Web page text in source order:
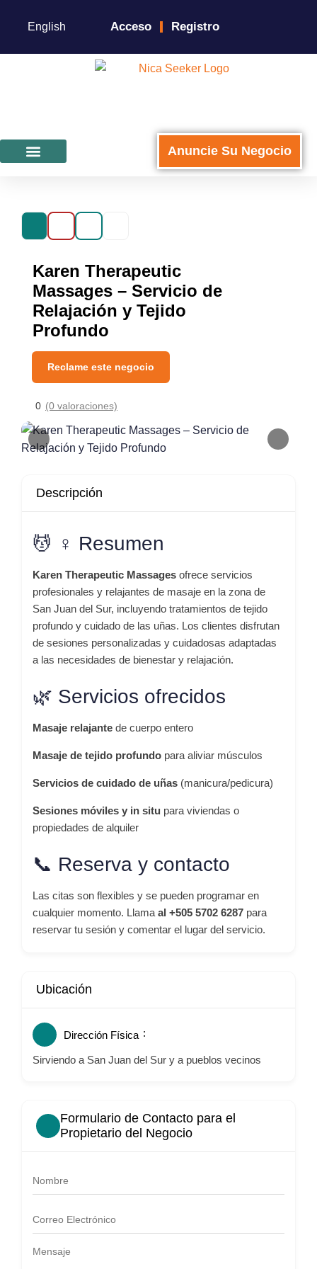
English Acceso Registro
Anuncie Su Negocio
Karen Therapeutic
Massages – Servicio de
Relajación y Tejido
Profundo
Reclame este negocio
0 (0 valoraciones)
Descripción
💆 ♀️ Resumen
Karen Therapeutic Massages ofrece servicios
profesionales y relajantes de masaje en la zona de
San Juan del Sur, incluyendo tratamientos de tejido
profundo y cuidado de las uñas. Los clientes disfrutan
de sesiones personalizadas y cuidadosas adaptadas
a las necesidades de bienestar y relajación.
🌿 Servicios ofrecidos
Masaje relajante de cuerpo entero
Masaje de tejido profundo para aliviar músculos
Servicios de cuidado de uñas (manicura/pedicura)
Sesiones móviles y in situ para viviendas o
propiedades de alquiler
📞 Reserva y contacto
Las citas son flexibles y se pueden programar en
cualquier momento. Llama al +505 5702 6287 para
reservar tu sesión y comentar el lugar del servicio.
Ubicación
Dirección Física
Sirviendo a San Juan del Sur y a pueblos vecinos
Formulario de Contacto para el
Propietario del Negocio